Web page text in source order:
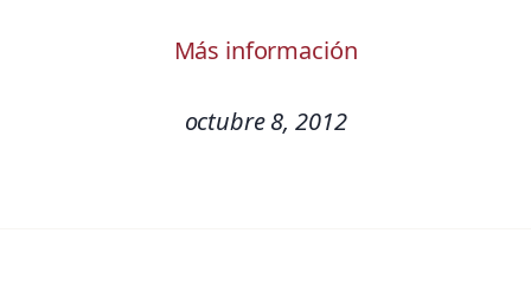
Más información
octubre 8, 2012